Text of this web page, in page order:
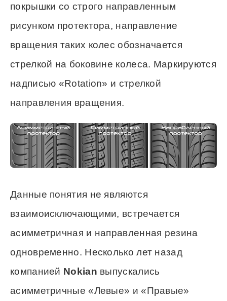
покрышки со строго направленным
рисунком протектора, направление
вращения таких колес обозначается
стрелкой на боковине колеса. Маркируются
надписью «Rotation» и стрелкой
направления вращения.
Данные понятия не являются
взаимоисключающими, встречается
асимметричная и направленная резина
одновременно. Несколько лет назад
компанией Nokian выпускались
асимметричные «Левые» и «Правые»